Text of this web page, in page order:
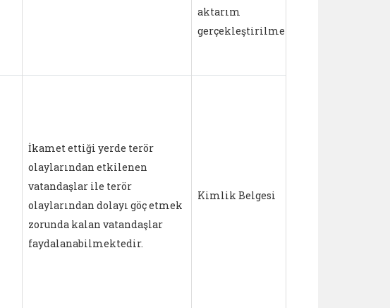
aktarım
gerçekleştirilmektedir.
İkamet ettiği yerde terör
olaylarından etkilenen
vatandaşlar ile terör
olaylarından dolayı göç etmek
zorunda kalan vatandaşlar
faydalanabilmektedir.
Kimlik Belgesi